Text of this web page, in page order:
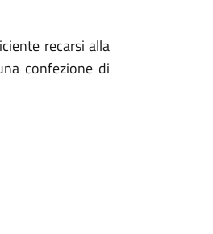
recarsi alla
confezione di